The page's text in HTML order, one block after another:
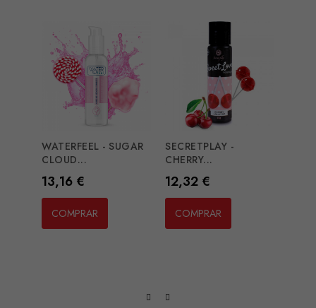
WATERFEEL - SUGAR
CLOUD...
Preço
13,16 €
COMPRAR
SECRETPLAY -
CHERRY...
Preço
12,32 €
COMPRAR